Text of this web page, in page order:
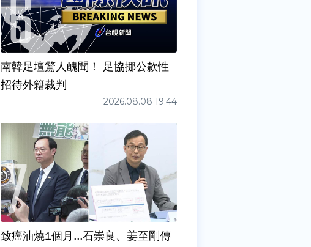
南韓足壇驚人醜聞！ 足協挪公款性
招待外籍裁判
2026.08.08 19:44
致癌油燒1個月...石崇良、姜至剛傳